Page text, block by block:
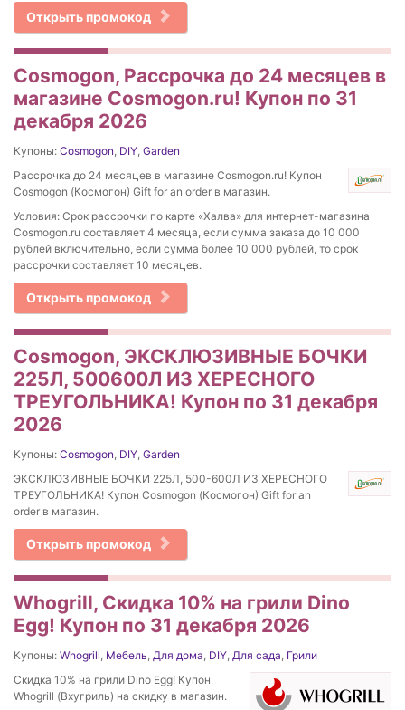
Открыть промокод
Cosmogon, Рассрочка до 24 месяцев в
магазине Cosmogon.ru! Купон по 31
декабря 2026
Купоны: Cosmogon, DIY, Garden
Рассрочка до 24 месяцев в магазине Cosmogon.ru! Купон
Cosmogon (Космогон) Gift for an order в магазин.
Условия: Срок рассрочки по карте «Халва» для интернет-магазина
Cosmogon.ru составляет 4 месяца, если сумма заказа до 10 000
рублей включительно, если сумма более 10 000 рублей, то срок
рассрочки составляет 10 месяцев.
Открыть промокод
Cosmogon, ЭКСКЛЮЗИВНЫЕ БОЧКИ
225Л, 500600Л ИЗ ХЕРЕСНОГО
ТРЕУГОЛЬНИКА! Купон по 31 декабря
2026
Купоны: Cosmogon, DIY, Garden
ЭКСКЛЮЗИВНЫЕ БОЧКИ 225Л, 500-600Л ИЗ ХЕРЕСНОГО
ТРЕУГОЛЬНИКА! Купон Cosmogon (Космогон) Gift for an
order в магазин.
Открыть промокод
Whogrill, Скидка 10% на грили Dino
Egg! Купон по 31 декабря 2026
Купоны: Whogrill, Мебель, Для дома, DIY, Для сада, Грили
Скидка 10% на грили Dino Egg! Купон
Whogrill (Вхугриль) на скидку в магазин.